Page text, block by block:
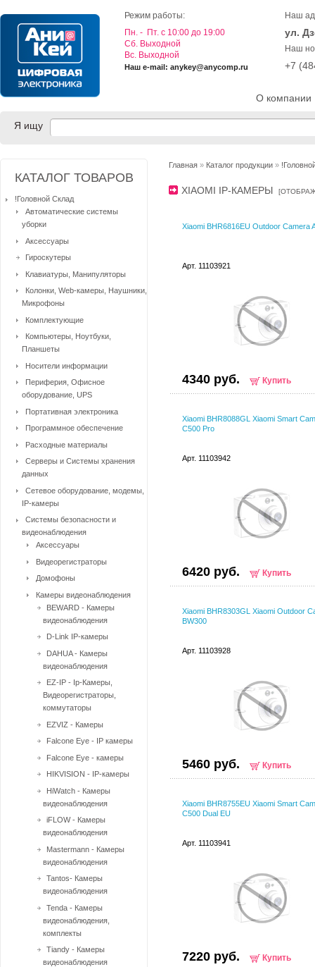
О компании
Режим работы:
Пн. - Пт. с 10:00 до 19:00
Cб. Выходной
Вс. Выходной
Наш e-mail: anykey@anycomp.ru
Наш
ул.
Наш
+7
Я ищу
Главная » Каталог продукции »
XIAOMI IP-КАМЕРЫ [
Xiaomi BHR6816EU Outdoor Camera
Арт. 11103921
4340 руб. Купить
Xiaomi BHR8088GL Xiaomi Smart
C500 Pro
Арт. 11103942
6420 руб. Купить
Xiaomi BHR8303GL Xiaomi Outdoor
BW300
Арт. 11103928
5460 руб. Купить
Xiaomi BHR8755EU Xiaomi Smart
C500 Dual EU
Арт. 11103941
7220 руб. Купить
КАТАЛОГ ТОВАРОВ
!Головной Склад
Автоматические системы
уборки
Аксессуары
Гироскутеры
Клавиатуры, Манипуляторы
Колонки, Web-камеры, Наушники,
Микрофоны
Комплектующие
Компьютеры, Ноутбуки,
Планшеты
Носители информации
Периферия, Офисное
оборудование, UPS
Портативная электроника
Программное обеспечение
Расходные материалы
Серверы и Системы хранения
данных
Сетевое оборудование, модемы,
IP-камеры
Системы безопасности и
видеонаблюдения
Аксессуары
Видеорегистраторы
Домофоны
Камеры видеонаблюдения
BEWARD - Камеры
видеонаблюдения
D-Link IP-камеры
DAHUA - Камеры
видеонаблюдения
EZ-IP - Ip-Камеры,
Видеорегистраторы,
коммутаторы
EZVIZ - Камеры
Falcone Eye - IP камеры
Falcone Eye - камеры
HIKVISION - IP-камеры
HiWatch - Камеры
видеонаблюдения
iFLOW - Камеры
видеонаблюдения
Mastermann - Камеры
видеонаблюдения
Tantos- Камеры
видеонаблюдения
Tenda - Камеры
видеонаблюдения,
комплекты
Tiandy - Камеры
видеонаблюдения